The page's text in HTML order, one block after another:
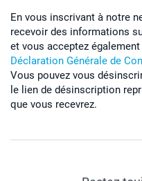
En vous inscrivant à notre
recevoir des informations
et vous acceptez
Déclaration Générale de
Vous pouvez vous
le lien de désinscription
que vous recevrez.